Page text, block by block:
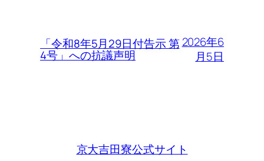
「令和8年5月29日付告示 第
4号」への抗議声明
2026年6
月5日
京大吉田寮公式サイト